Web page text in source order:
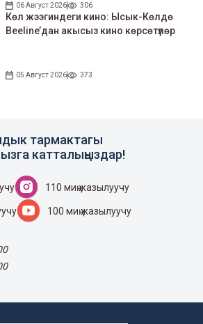
06 Август 2026 306
Көл жээгиндеги кино: Ысык-Көлдө
Beeline’дан акысыз кино көрсөтүлөр
05 Август 2026 373
тармактагы
катталыңыздар!
110 миң жазылуучу
100 миң жазылуучу